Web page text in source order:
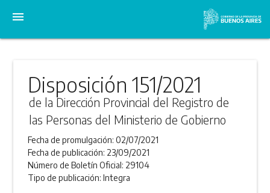
menu
Disposición 151/2021
de la Dirección Provincial del Registro de
las Personas del Ministerio de Gobierno
Fecha de promulgación:02/07/2021
Fecha de publicación: 23/09/2021
Número de Boletín Oficial: 29104
Tipo de publicación:Integra